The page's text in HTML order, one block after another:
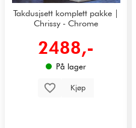
Takdusjsett komplett pakke |
Chrissy - Chrome
2488,-
På lager
Kjøp